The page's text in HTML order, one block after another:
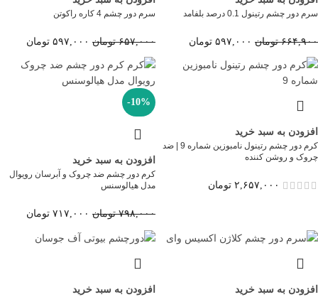
سرم دور چشم رتینول 0.1 درصد بلفامد
۶۶۴,۹۰۰ تومان ۵۹۷,۰۰۰ تومان
سرم دور چشم 4 کاره راکوتن
۶۵۷,۰۰۰ تومان ۵۹۷,۰۰۰ تومان
افزودن به سبد خرید
کرم دور چشم رتینول نامبوزین شماره 9 | ضد
چروک و روشن کننده
۲,۶۵۷,۰۰۰ تومان
-10%
افزودن به سبد خرید
کرم دور چشم ضد چروک و آبرسان رویوال
مدل هیالوسنس
۷۹۸,۰۰۰ تومان ۷۱۷,۰۰۰ تومان
افزودن به سبد خرید افزودن به سبد خرید